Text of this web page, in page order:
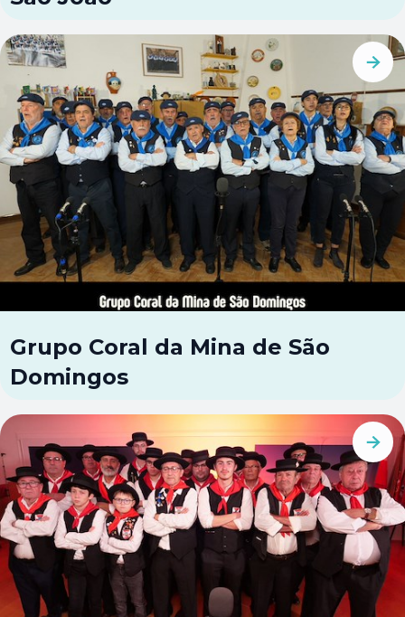
Grupo Coral da Mina de São
Domingos